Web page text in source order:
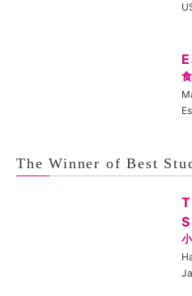
The Winner of Best